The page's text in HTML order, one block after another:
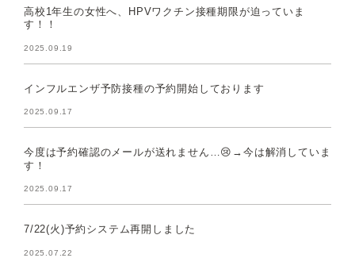
高校1年生の女性へ、HPVワクチン接種期限が迫っていま
す！！
2025.09.19
インフルエンザ予防接種の予約開始しております
2025.09.17
今度は予約確認のメールが送れません…😢→今は解消していま
す！
2025.09.17
7/22(火)予約システム再開しました
2025.07.22